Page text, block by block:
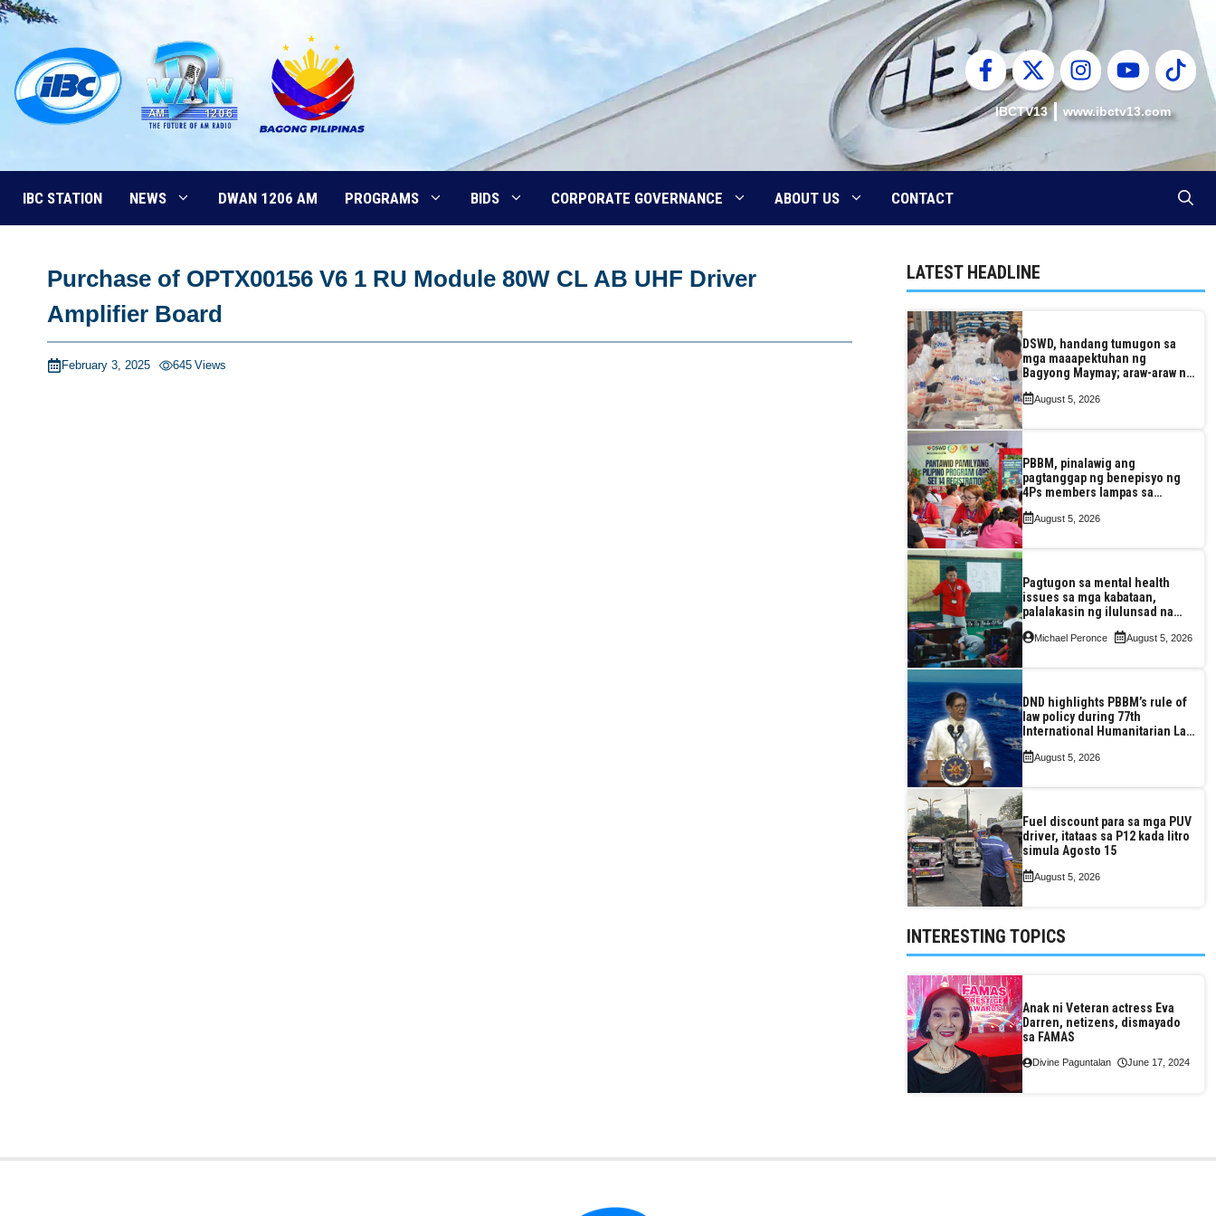
Skip
content
IBCTV13 www.ibctv13.com
IBC STATION NEWS DWAN 1206 AM PROGRAMS BIDS CORPORATE GOVERNANCE ABOUT US CONTACT
Purchase of OPTX00156 V6 1 RU Module 80W CL AB UHF Driver
Amplifier Board
February 3, 2025 645 Views
LATEST HEADLINE
DSWD, handang tumugon sa
mga maaapektuhan ng
Bagyong Maymay; araw-araw na
August 5, 2026
PBBM, pinalawig ang
pagtanggap ng benepisyo ng
4Ps members lampas sa
August 5, 2026
Pagtugon sa mental health
issues sa mga kabataan,
palalakasin ng ilulunsad na
Michael Peronce August 5, 2026
DND highlights PBBM’s rule of
law policy during 77th
International Humanitarian Law
August 5, 2026
Fuel discount para sa mga PUV
driver, itataas sa P12 kada litro
simula Agosto 15
August 5, 2026
INTERESTING TOPICS
Anak ni Veteran actress Eva
Darren, netizens, dismayado
sa FAMAS
Divine Paguntalan June 17, 2024